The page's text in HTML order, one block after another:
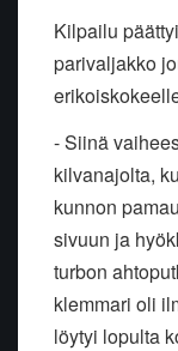
Kilpailu
parivaljakko
- Siinä
kilvanajolta,
kunnon
sivuun ja
turbon
klemmari oli
löytyi lopulta